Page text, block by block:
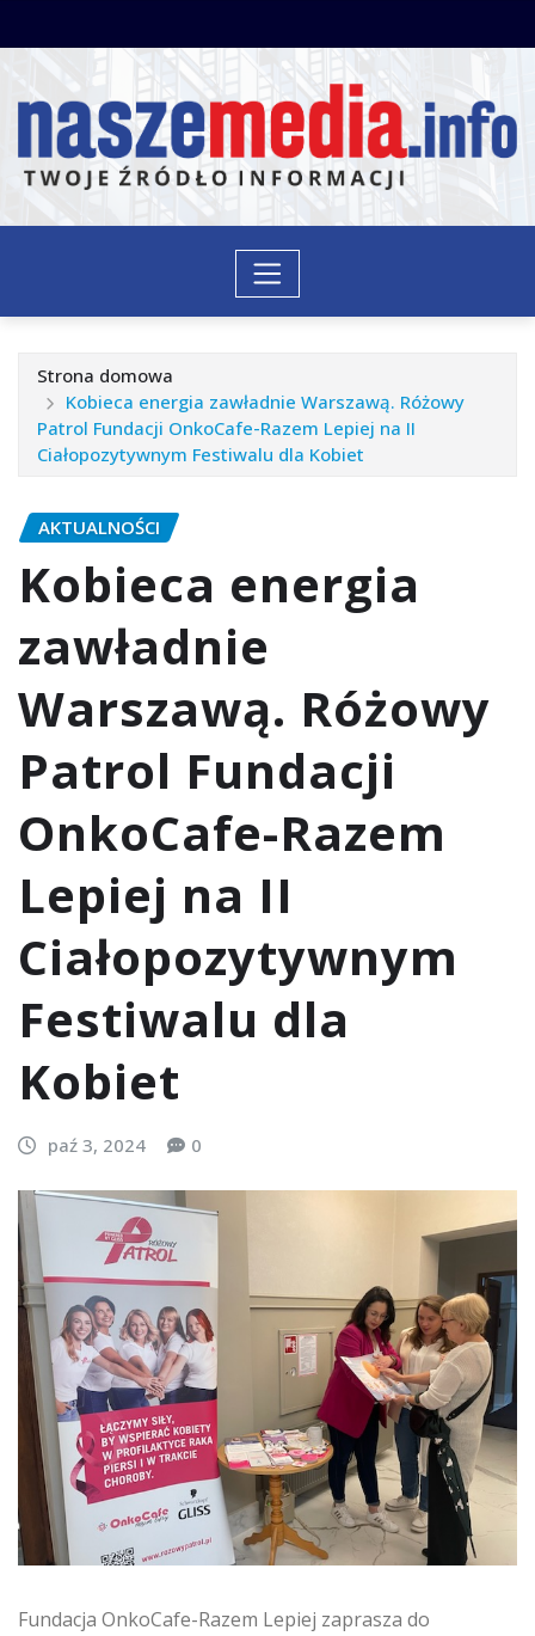
do
Strona domowa
Kobieca energia zawładnie Warszawą. Różowy
Patrol Fundacji OnkoCafe-Razem Lepiej na II
Ciałopozytywnym Festiwalu dla Kobiet
AKTUALNOŚCI
Kobieca energia
zawładnie
Warszawą. Różowy
Patrol Fundacji
OnkoCafe-Razem
Lepiej na II
Ciałopozytywnym
Festiwalu dla
Kobiet
paź 3, 2024 0
Fundacja OnkoCafe-Razem Lepiej zaprasza do